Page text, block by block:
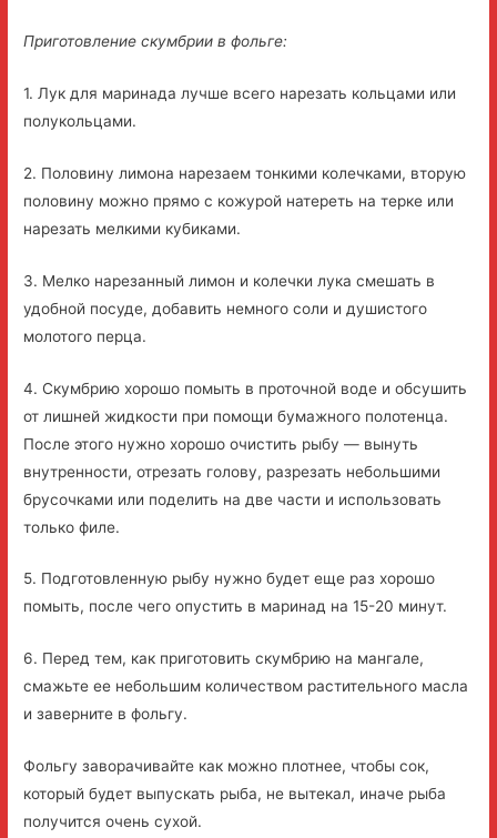
Приготовление скумбрии в фольге:
1. Лук для маринада лучше всего нарезать кольцами или
полукольцами.
2. Половину лимона нарезаем тонкими колечками, вторую
половину можно прямо с кожурой натереть на терке или
нарезать мелкими кубиками.
3. Мелко нарезанный лимон и колечки лука смешать в
удобной посуде, добавить немного соли и душистого
молотого перца.
4. Скумбрию хорошо помыть в проточной воде и обсушить
от лишней жидкости при помощи бумажного полотенца.
После этого нужно хорошо очистить рыбу — вынуть
внутренности, отрезать голову, разрезать небольшими
брусочками или поделить на две части и использовать
только филе.
5. Подготовленную рыбу нужно будет еще раз хорошо
помыть, после чего опустить в маринад на 15-20 минут.
6. Перед тем, как приготовить скумбрию на мангале,
смажьте ее небольшим количеством растительного масла
и заверните в фольгу.
Фольгу заворачивайте как можно плотнее, чтобы сок,
который будет выпускать рыба, не вытекал, иначе рыба
получится очень сухой.